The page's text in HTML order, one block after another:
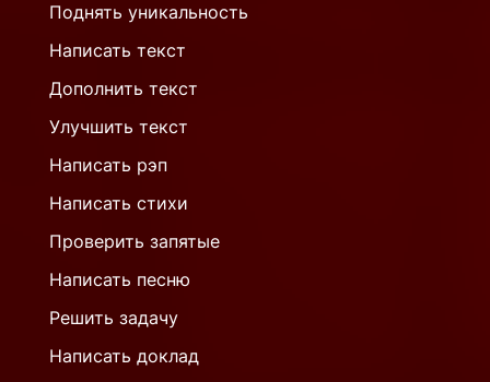
Поднять уникальность
Написать текст
Дополнить текст
Улучшить текст
Написать рэп
Написать стихи
Проверить запятые
Написать песню
Решить задачу
Написать доклад